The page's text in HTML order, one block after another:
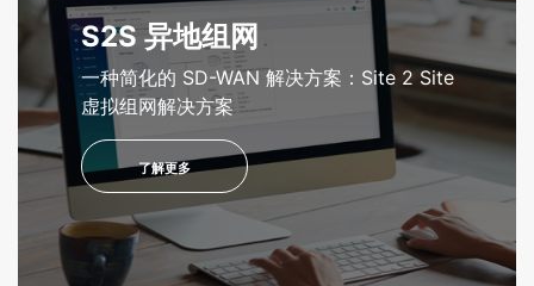
S2S 异地组网
一种简化的 SD-WAN 解决方案：Site 2 Site
虚拟组网解决方案
了解更多